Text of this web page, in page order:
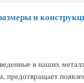
и
в наших
предотвращает